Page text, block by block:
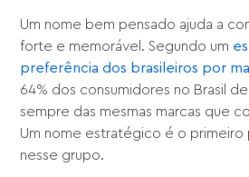
Um nome bem pensado ajuda a
forte e memorável. Segundo um
preferência dos brasileiros por
64% dos consumidores no Brasil
sempre das mesmas marcas que
Um nome estratégico é o primeiro
nesse grupo.